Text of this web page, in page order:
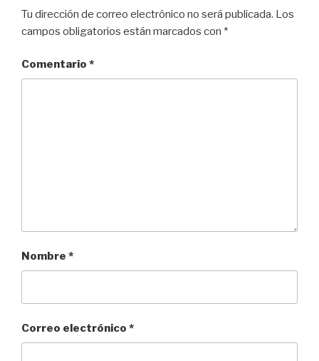
Tu dirección de correo electrónico no será publicada. Los
campos obligatorios están marcados con *
Comentario *
Nombre *
Correo electrónico *